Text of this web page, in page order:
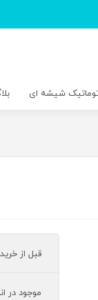
شیشه ای
قبل از
موجود در